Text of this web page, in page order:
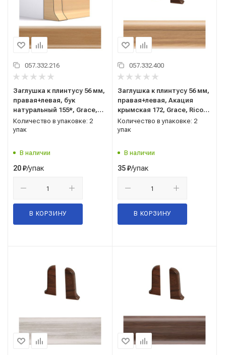
057.332.216
Заглушка к плинтусу 56 мм,
правая+левая, бук
натуральный 155*, Grace,
Rico Leo
Количество в упаковке: 2
упак
В наличии
20₽/упак
В КОРЗИНУ
057.332.400
Заглушка к плинтусу 56 мм,
правая+левая, Акация
крымская 172, Grace, Rico
Leo
Количество в упаковке: 2
упак
В наличии
35₽/упак
В КОРЗИНУ